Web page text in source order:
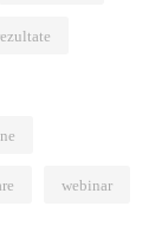
webinar